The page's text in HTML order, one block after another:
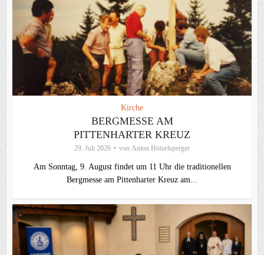
Kirche
BERGMESSE AM
PITTENHARTER KREUZ
29. Juli 2026 von Anton Hötzelsperger
Am Sonntag, 9. August findet um 11 Uhr die traditionellen
Bergmesse am Pittenharter Kreuz am...